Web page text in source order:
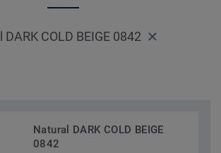
COLD BEIGE 0842
Natural DARK COLD BEIGE
0842